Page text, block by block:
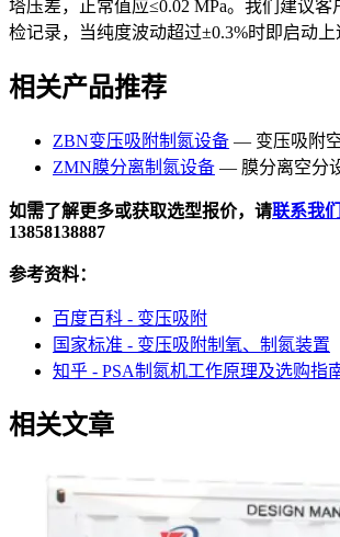
塔压差，正常值应≤0.02 MPa。我们建议客
检记录，当纯度波动超过±0.3%时即启动上
相关产品推荐
ZBN变压吸附制氮设备 — 变压吸附
ZMN膜分离制氮设备 — 膜分离空分
如需了解更多或获取选型报价，请联系我们
13858138887
参考资料：
百度百科 - 变压吸附
国家标准 - 变压吸附制氧、制氮装置
知乎 - PSA制氮机工作原理及选购指
相关文章